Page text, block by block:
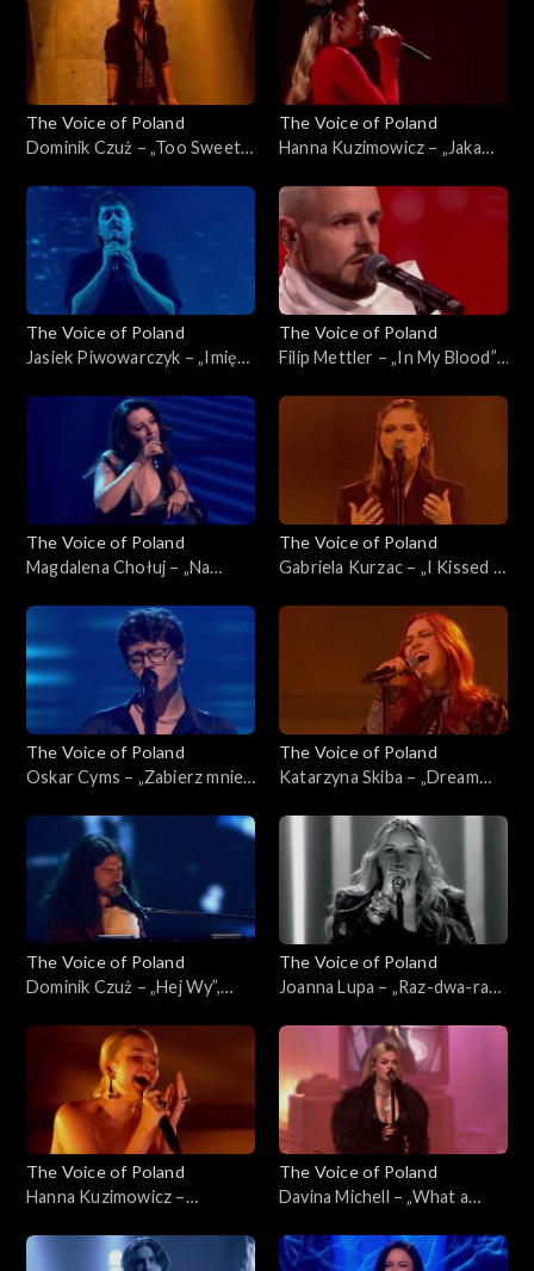
The Voice of Poland
Dominik Czuż – „Too Sweet”,
15 listopada 2025
The Voice of Poland
Hanna Kuzimowicz – „Jaka
of Poland”, Live 2, 15
listopada 2025
The Voice of Poland
Jasiek Piwowarczyk – „Imię
Poland”, Live 1, 8 listopada
The Voice of Poland
Filip Mettler – „In My Blood”,
8 listopada 2025
The Voice of Poland
Magdalena Chołuj – „Na
Poland”, Live 1, 8 listopada
2025
The Voice of Poland
Gabriela Kurzac – „I Kissed a
Live 1, 8 listopada 2025
The Voice of Poland
Oskar Cyms – „Zabierz mnie”,
8 listopada 2025
The Voice of Poland
Katarzyna Skiba – „Dream
Live 1, 8 listopada 2025
The Voice of Poland
Dominik Czuż – „Hej Wy”,
8 listopada 2025
The Voice of Poland
Joanna Lupa – „Raz-dwa-raz-
Live 1, 8 listopada 2025
The Voice of Poland
Hanna Kuzimowicz –
Voice of Poland”, Live 1, 8
The Voice of Poland
Davina Michell – „What a
Poland”, Live 1, 8 listopada